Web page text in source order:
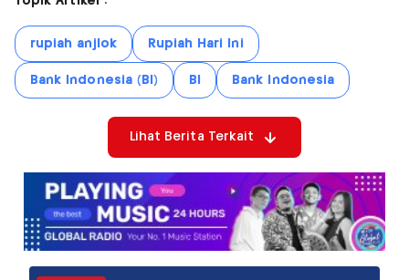
rupiah anjlok Rupiah Hari Ini
Bank Indonesia (BI) BI Bank Indonesia
Lihat Berita Terkait